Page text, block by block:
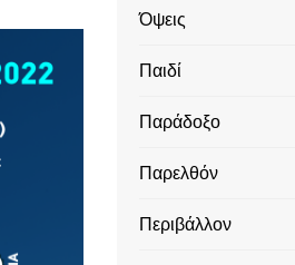
Όψεις
Παιδί
Παράδοξο
Παρελθόν
Περιβάλλον